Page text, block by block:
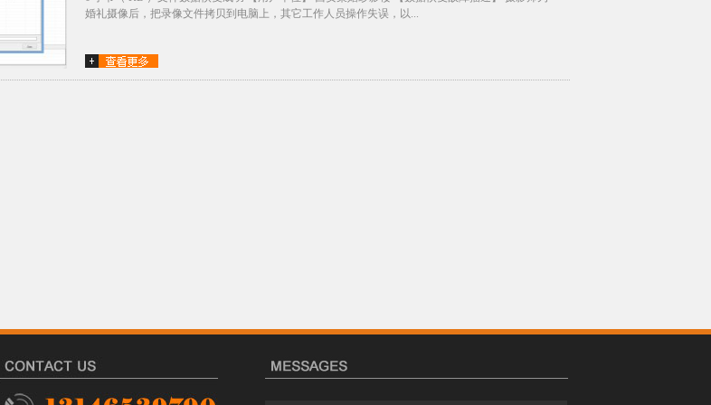
婚礼摄像后，把录像文件拷贝到电脑上，其它工作人员操作失误，以...